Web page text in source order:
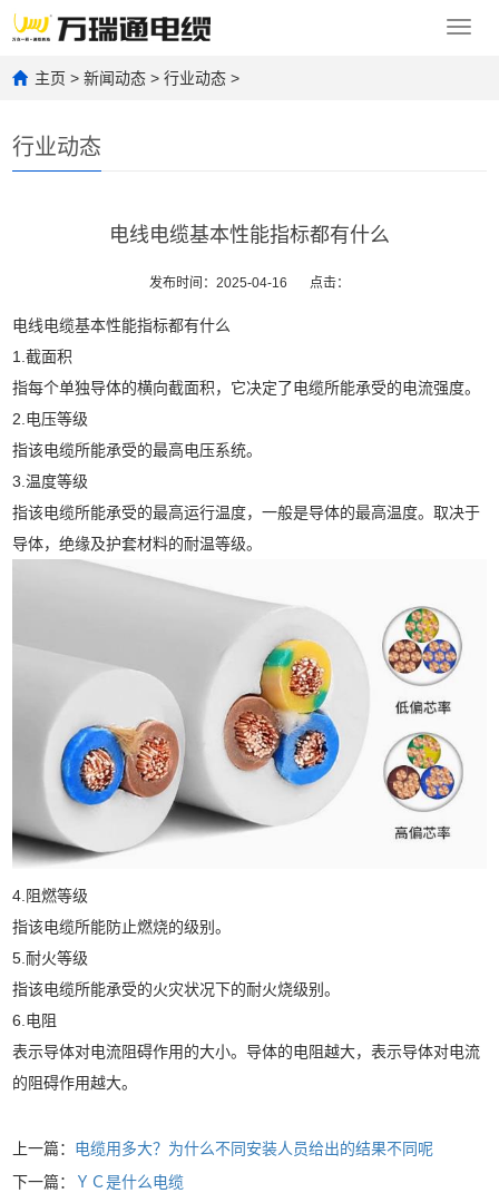
主页 >新闻动态 >行业动态 >
行业动态
电线电缆基本性能指标都有什么
发布时间：2025-04-16 点击：
电线电缆基本性能指标都有什么
1.截面积
指每个单独导体的横向截面积，它决定了电缆所能承受的电流强度。
2.电压等级
指该电缆所能承受的最高电压系统。
3.温度等级
指该电缆所能承受的最高运行温度，一般是导体的最高温度。取决于
导体，绝缘及护套材料的耐温等级。
4.阻燃等级
指该电缆所能防止燃烧的级别。
5.耐火等级
指该电缆所能承受的火灾状况下的耐火烧级别。
6.电阻
表示导体对电流阻碍作用的大小。导体的电阻越大，表示导体对电流
的阻碍作用越大。
上一篇： 电缆用多大？为什么不同安装人员给出的结果不同呢
下一篇：
ＹＣ是什么电缆